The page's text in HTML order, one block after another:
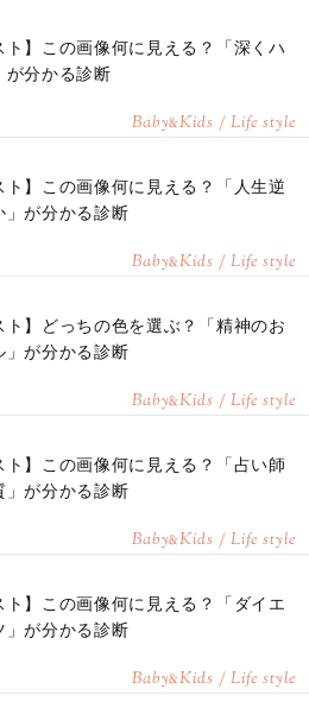
ト】この画像何に見える？「深くハ
が分かる診断
Baby&Kids / Life style
ト】この画像何に見える？「人生逆
」が分かる診断
Baby&Kids / Life style
ト】どっちの色を選ぶ？「精神のお
」が分かる診断
Baby&Kids / Life style
ト】この画像何に見える？「占い師
」が分かる診断
Baby&Kids / Life style
ト】この画像何に見える？「ダイエ
」が分かる診断
Baby&Kids / Life style